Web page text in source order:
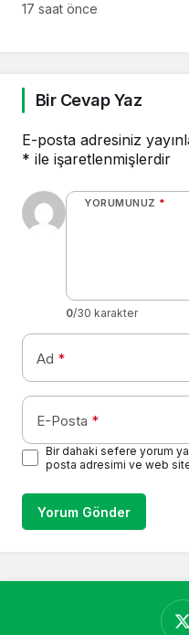
17 saat önce
Bir Cevap Yaz
E-posta adresiniz
* ile işaretlenmişlerdir
YORUMUNUZ *
0/30 karakter
Ad *
E-Posta *
Bir dahaki sefere yorum
posta adresimi ve web
Yorum Gönder